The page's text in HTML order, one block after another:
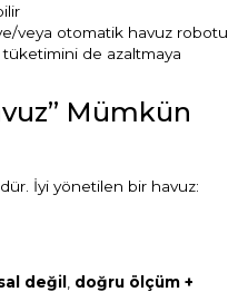
veya otomatik havuz robotu
de azaltmaya
Mümkün
İyi yönetilen bir havuz:
değil
doğru ölçüm +